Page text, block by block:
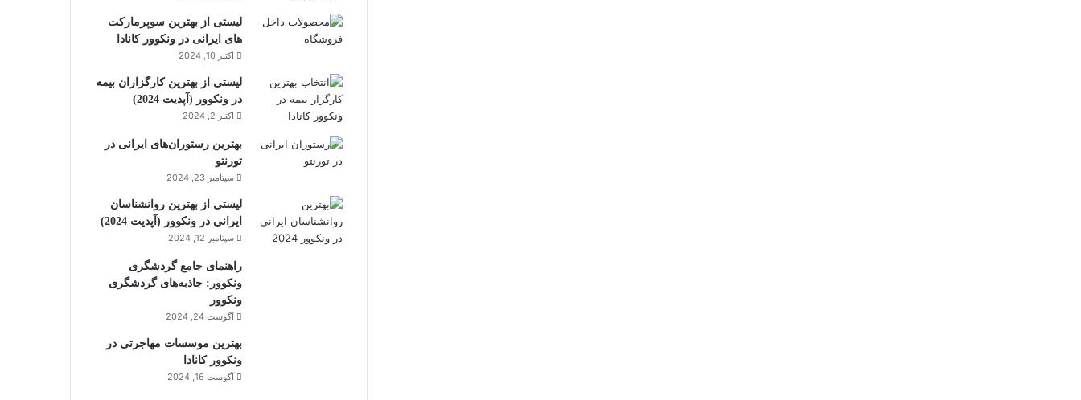
لیستی از بهترین سوپرمارکت
های ایرانی در ونکوور کانادا
اکتبر 10, 2024
لیستی از بهترین کارگزاران بیمه
در ونکوور (آپدیت 2024)
اکتبر 2, 2024
بهترین رستوران‌های ایرانی در
تورنتو
سپتامبر 23, 2024
لیستی از بهترین روانشناسان
ایرانی در ونکوور (آپدیت 2024)
سپتامبر 12, 2024
راهنمای جامع گردشگری
ونکوور: جاذبه‌های گردشگری
ونکوور
آگوست 24, 2024
بهترین موسسات مهاجرتی در
ونکوور کانادا
آگوست 16, 2024